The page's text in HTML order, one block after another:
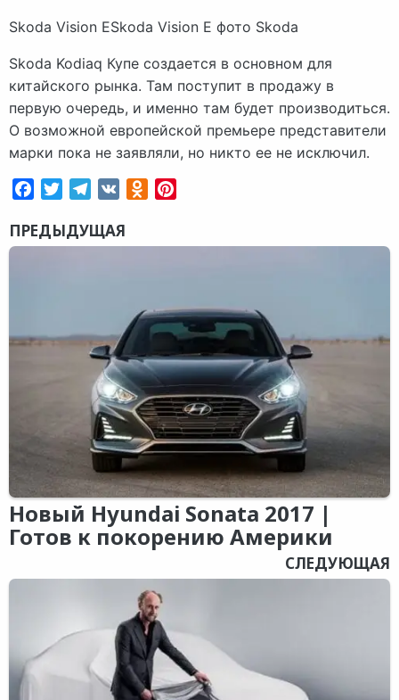
Skoda Vision ESkoda Vision E фото Skoda
Skoda Kodiaq Купе создается в основном для
китайского рынка. Там поступит в продажу в
первую очередь, и именно там будет производиться.
О возможной европейской премьере представители
марки пока не заявляли, но никто ее не исключил.
FacebookTwitterTelegram
VK Odnoklassniki
ПРЕДЫДУЩАЯ
Новый Hyundai Sonata 2017 |
Готов к покорению Америки
СЛЕДУЮЩАЯ